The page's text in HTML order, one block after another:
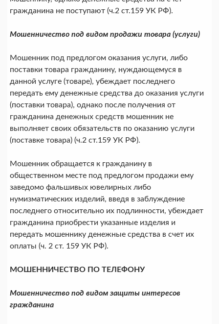
гражданина не поступают (ч.2 ст.159 УК РФ).
Мошенничество под видом продажи товара (услуги)
Мошенник под предлогом оказания услуги, либо
поставки товара гражданину, нуждающемуся в
данной услуге (товаре), убеждает последнего
передать ему денежные средства до оказания услуги
(поставки товара), однако после получения от
гражданина денежных средств мошенник не
выполняет своих обязательств по оказанию услуги
(поставке товара) (ч.2 ст.159 УК РФ).
Мошенник обращается к гражданину в
общественном месте под предлогом продажи ему
заведомо фальшивых ювелирных либо
нумизматических изделий, введя в заблуждение
последнего относительно их подлинности, убеждает
гражданина приобрести указанные изделия и
передать мошеннику денежные средства в счет их
оплаты (ч. 2 ст. 159 УК РФ).
МОШЕННИЧЕСТВО ПО ТЕЛЕФОНУ
Мошенничество под видом защиты интересов
гражданина